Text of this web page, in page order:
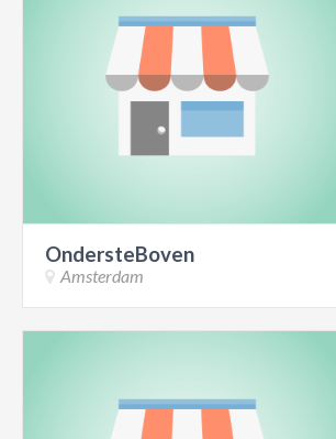
OndersteBoven
Amsterdam